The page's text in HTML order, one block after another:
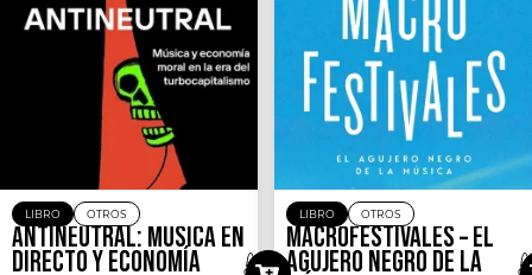
LIBRO OTROS
ANTINEUTRAL: MÚSICA EN
DIRECTO Y ECONOMÍA
LIBRO OTROS
MACROFESTIVALES – EL
AGUJERO NEGRO DE LA